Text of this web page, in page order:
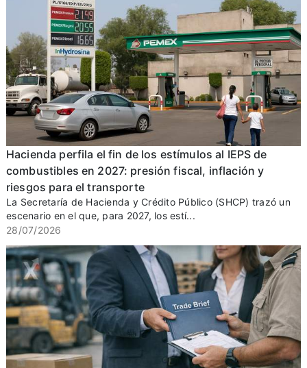
Hacienda perfila el fin de los estímulos al IEPS de
combustibles en 2027: presión fiscal, inflación y
riesgos para el transporte
La Secretaría de Hacienda y Crédito Público (SHCP) trazó un
escenario en el que, para 2027, los estí...
28/07/2026